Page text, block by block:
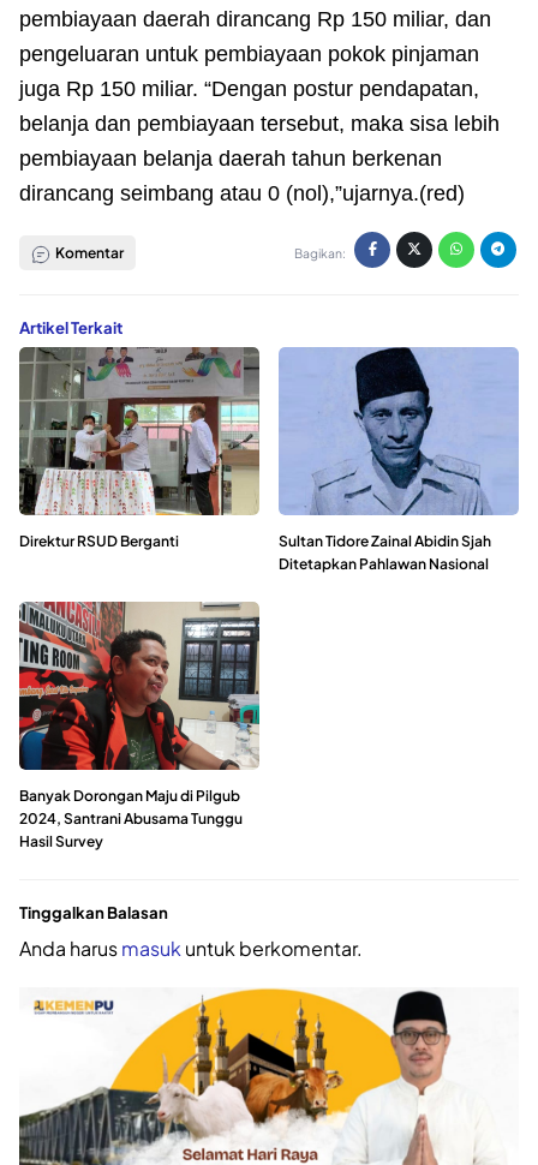
pembiayaan daerah dirancang Rp 150 miliar, dan
pengeluaran untuk pembiayaan pokok pinjaman
juga Rp 150 miliar. “Dengan postur pendapatan,
belanja dan pembiayaan tersebut, maka sisa lebih
pembiayaan belanja daerah tahun berkenan
dirancang seimbang atau 0 (nol),”ujarnya.(red)
Komentar Bagikan:
Artikel Terkait
Direktur RSUD Berganti
Sultan Tidore Zainal Abidin Sjah
Ditetapkan Pahlawan Nasional
Banyak Dorongan Maju di Pilgub
2024, Santrani Abusama Tunggu
Hasil Survey
Tinggalkan Balasan
Anda harusmasuk untuk berkomentar.